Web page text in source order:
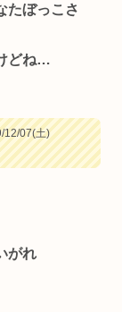
たぼっこさ
どね…
12/07(土)
がれ